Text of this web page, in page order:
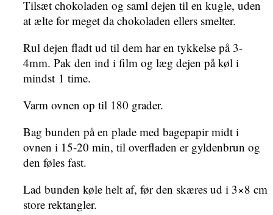
Tilsæt chokoladen og saml dejen til en kugle, uden
at ælte for meget da chokoladen ellers smelter.
Rul dejen fladt ud til dem har en tykkelse på 3-
4mm. Pak den ind i film og læg dejen på køl i
mindst 1 time.
Varm ovnen op til 180 grader.
Bag bunden på en plade med bagepapir midt i
ovnen i 15-20 min, til overfladen er gyldenbrun og
den føles fast.
Lad bunden køle helt af, før den skæres ud i 3×8 cm
store rektangler.